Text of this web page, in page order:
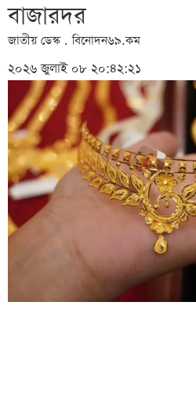
বাজারদর
জাতীয় ডেস্ক . বিনোদন৬৯.কম
২০২৬ জুলাই ০৮ ২০:৪২:২১